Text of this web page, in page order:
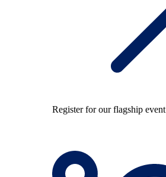
Register for our flagship event